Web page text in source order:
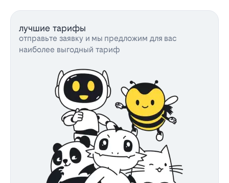
лучшие тарифы
отправьте заявку и мы предложим для вас
наиболее выгодный тариф